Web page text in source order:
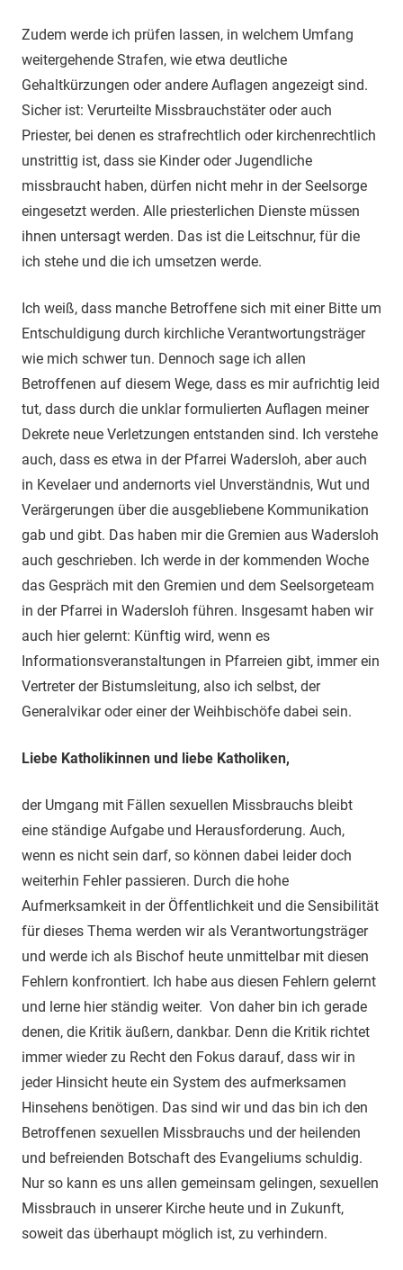
Zudem werde ich prüfen lassen, in welchem Umfang
weitergehende Strafen, wie etwa deutliche
Gehaltkürzungen oder andere Auflagen angezeigt sind.
Sicher ist: Verurteilte Missbrauchstäter oder auch
Priester, bei denen es strafrechtlich oder kirchenrechtlich
unstrittig ist, dass sie Kinder oder Jugendliche
missbraucht haben, dürfen nicht mehr in der Seelsorge
eingesetzt werden. Alle priesterlichen Dienste müssen
ihnen untersagt werden. Das ist die Leitschnur, für die
ich stehe und die ich umsetzen werde.
Ich weiß, dass manche Betroffene sich mit einer Bitte um
Entschuldigung durch kirchliche Verantwortungsträger
wie mich schwer tun. Dennoch sage ich allen
Betroffenen auf diesem Wege, dass es mir aufrichtig leid
tut, dass durch die unklar formulierten Auflagen meiner
Dekrete neue Verletzungen entstanden sind. Ich verstehe
auch, dass es etwa in der Pfarrei Wadersloh, aber auch
in Kevelaer und andernorts viel Unverständnis, Wut und
Verärgerungen über die ausgebliebene Kommunikation
gab und gibt. Das haben mir die Gremien aus Wadersloh
auch geschrieben. Ich werde in der kommenden Woche
das Gespräch mit den Gremien und dem Seelsorgeteam
in der Pfarrei in Wadersloh führen. Insgesamt haben wir
auch hier gelernt: Künftig wird, wenn es
Informationsveranstaltungen in Pfarreien gibt, immer ein
Vertreter der Bistumsleitung, also ich selbst, der
Generalvikar oder einer der Weihbischöfe dabei sein.
Liebe Katholikinnen und liebe Katholiken,
der Umgang mit Fällen sexuellen Missbrauchs bleibt
eine ständige Aufgabe und Herausforderung. Auch,
wenn es nicht sein darf, so können dabei leider doch
weiterhin Fehler passieren. Durch die hohe
Aufmerksamkeit in der Öffentlichkeit und die Sensibilität
für dieses Thema werden wir als Verantwortungsträger
und werde ich als Bischof heute unmittelbar mit diesen
Fehlern konfrontiert. Ich habe aus diesen Fehlern gelernt
und lerne hier ständig weiter. Von daher bin ich gerade
denen, die Kritik äußern, dankbar. Denn die Kritik richtet
immer wieder zu Recht den Fokus darauf, dass wir in
jeder Hinsicht heute ein System des aufmerksamen
Hinsehens benötigen. Das sind wir und das bin ich den
Betroffenen sexuellen Missbrauchs und der heilenden
und befreienden Botschaft des Evangeliums schuldig.
Nur so kann es uns allen gemeinsam gelingen, sexuellen
Missbrauch in unserer Kirche heute und in Zukunft,
soweit das überhaupt möglich ist, zu verhindern.